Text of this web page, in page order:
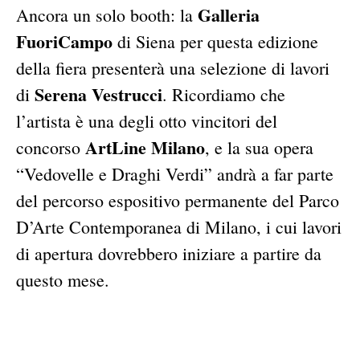
Ancora un solo booth: la Galleria
FuoriCampo di Siena per questa edizione
della fiera presenterà una selezione di lavori
di Serena Vestrucci. Ricordiamo che
l’artista è una degli otto vincitori del
concorso ArtLine Milano, e la sua opera
“Vedovelle e Draghi Verdi” andrà a far parte
del percorso espositivo permanente del Parco
D’Arte Contemporanea di Milano, i cui lavori
di apertura dovrebbero iniziare a partire da
questo mese.